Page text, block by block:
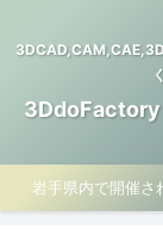
3DCAD,CAM,CAE,3D
3DdoFactory
岩手県内で開催さ